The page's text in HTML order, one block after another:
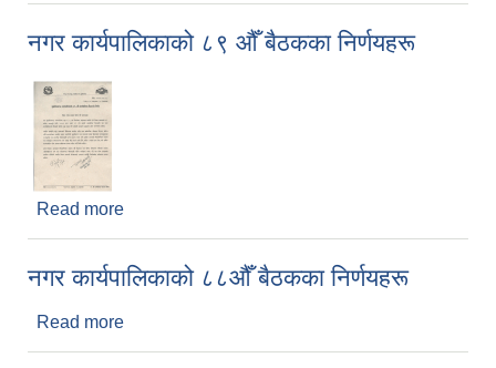
नगर कार्यपालिकाको ८९ औँ बैठकका निर्णयहरू
Read more
नगर कार्यपालिकाको ८८औँ बैठकका निर्णयहरू
Read more